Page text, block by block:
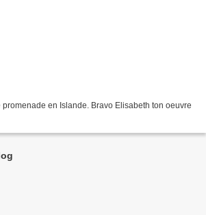
en Islande. Bravo Elisabeth ton oeuvre